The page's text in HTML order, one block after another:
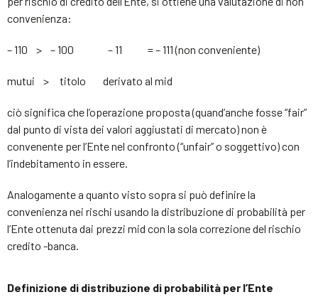
convenienza:
– 110 > – 100 – 11 = – 111 (non conveniente)
mutui > titolo derivato al mid
ciò significa che l’operazione proposta (quand’anche fosse “fair”
dal punto di vista dei valori aggiustati di mercato) non è
convenente per l’Ente nel confronto (“unfair” o soggettivo) con
l’indebitamento in essere.
Analogamente a quanto visto sopra si può definire la
convenienza nei rischi usando la distribuzione di probabilità per
l’Ente ottenuta dai prezzi mid con la sola correzione del rischio
credito -banca.
Definizione di distribuzione di probabilità per l’Ente